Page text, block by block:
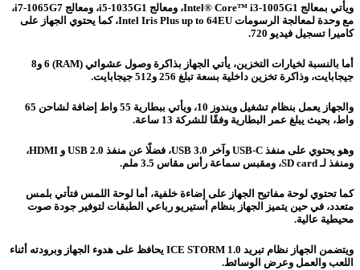
ويأتي بمعالج Intel® Core™ i3-1005G1، ومعالج i5-1035G1، ومعالج i7-1065G7،
مع وحدة لمعالجة الرسومات Intel Iris Plus up to 64EU، كما يحتوي الجهاز على
كاميرا تسجيل فيديو 720.
أما بالنسبة لخيارات التخزين، يأتي الجهاز بذاكرة وصول عشوائي (RAM) 6 و8
جيجابايت، وذاكرة تخزين داخلية بسعة تبلغ 256 و512 جيجابايت.
والجهاز يعمل بنظام تشغيل ويندوز 10، ويأتي ببطارية 55 واط إضافة لشاحن 65
واط، بحيث يبلغ عمر البطارية وفقًا للشركة 13 ساعة.
وهو يحتوي على منفذ USB-C وآخر USB 3.0، فضلًا عن منفذ USB 2.0 و HDMI،
ومنفذ لـ SD card، ومقبس سماعة رأس مقاس 3.5 ملم.
كما تحتوي لوحة مفاتيح الجهاز على إضاءة خلفية، أما لوحة اللمس فتأتي بلمس
متعدد، في حين يتميز الجهاز بنظام أستيريو رباعي الطبقات لتوفير جودة صوت
محيطية عالية.
ويتضمن الجهاز نظام تبريد ICE STORM 1.0 يحافظ على هدوء الجهاز وبرودته أثناء
اللعب والعمل وعرض الوسائط.